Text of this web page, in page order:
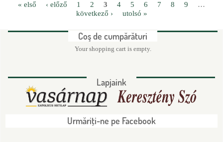
« első ‹ előző 1 2 3 4 5 6 7 8 9
…
következő ›
utolsó »
Coş de cumpărături
Your shopping cart is empty.
Lapjaink
Urmăriţi-ne pe Facebook